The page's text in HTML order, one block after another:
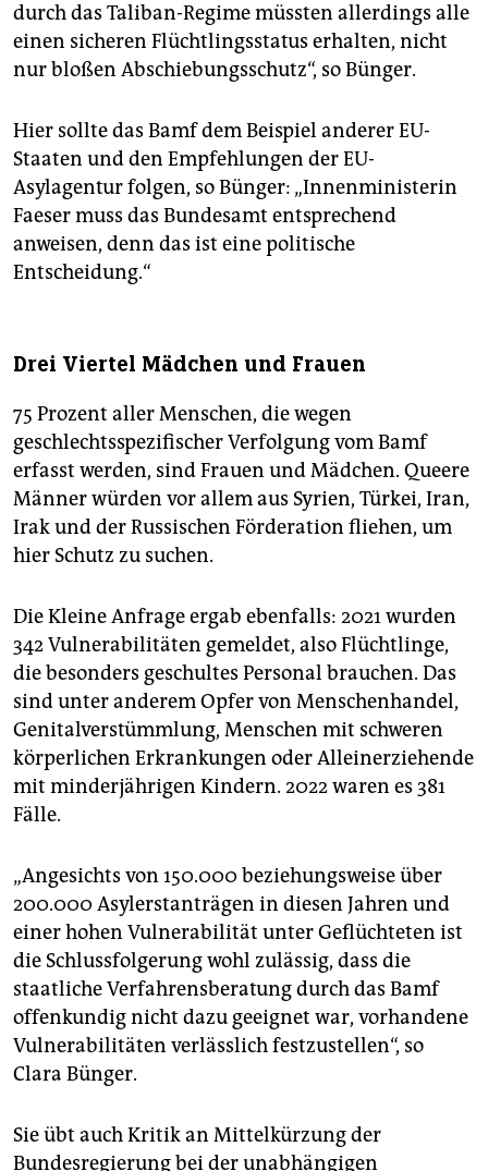
durch das Taliban-Regime müssten allerdings alle
einen sicheren Flüchtlingsstatus erhalten, nicht
nur bloßen Abschiebungsschutz“, so Bünger.
Hier sollte das Bamf dem Beispiel anderer EU-
Staaten und den Empfehlungen der EU-
Asylagentur folgen, so Bünger: „Innenministerin
Faeser muss das Bundesamt entsprechend
anweisen, denn das ist eine politische
Entscheidung.“
Drei Viertel Mädchen und Frauen
75 Prozent aller Menschen, die wegen
geschlechtsspezifischer Verfolgung vom Bamf
erfasst werden, sind Frauen und Mädchen. Queere
Männer würden vor allem aus Syrien, Türkei, Iran,
Irak und der Russischen Förderation fliehen, um
hier Schutz zu suchen.
Die Kleine Anfrage ergab ebenfalls: 2021 wurden
342 Vulnerabilitäten gemeldet, also Flüchtlinge,
die besonders geschultes Personal brauchen. Das
sind unter anderem Opfer von Menschenhandel,
Genitalverstümmlung, Menschen mit schweren
körperlichen Erkrankungen oder Alleinerziehende
mit minderjährigen Kindern. 2022 waren es 381
Fälle.
„Angesichts von 150.000 beziehungsweise über
200.000 Asylerstanträgen in diesen Jahren und
einer hohen Vulnerabilität unter Geflüchteten ist
die Schlussfolgerung wohl zulässig, dass die
staatliche Verfahrensberatung durch das Bamf
offenkundig nicht dazu geeignet war, vorhandene
Vulnerabilitäten verlässlich festzustellen“, so
Clara Bünger.
Sie übt auch Kritik an Mittelkürzung der
Bundesregierung bei der unabhängigen